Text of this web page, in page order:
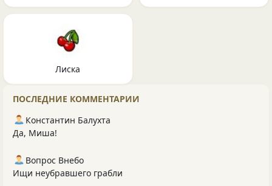
Лиска
ПОСЛЕДНИЕ КОММЕНТАРИИ
Константин Балухта
Да, Миша!
Вопрос Внебо
Ищи неубравшего грабли